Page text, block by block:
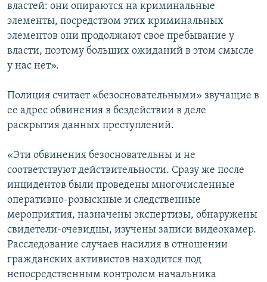
властей: они опираются на криминальные
элементы, посредством этих криминальных
элементов они продолжают свое пребывание у
власти, поэтому больших ожиданий в этом смысле
у нас нет».
Полиция считает «безосновательными» звучащие в
ее адрес обвинения в бездействии в деле
раскрытия данных преступлений.
«Эти обвинения безосновательны и не
соответствуют действительности. Сразу же после
инцидентов были проведены многочисленные
оперативно-розыскные и следственные
мероприятия, назначены экспертизы, обнаружены
свидетели-очевидцы, изучены записи видеокамер.
Расследование случаев насилия в отношении
гражданских активистов находится под
непосредственным контролем начальника